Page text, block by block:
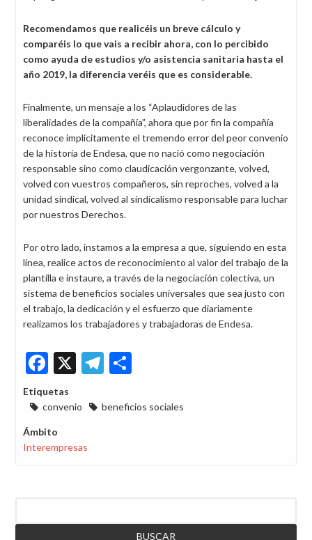
Recomendamos que realicéis un breve cálculo y
comparéis lo que vais a recibir ahora, con lo percibido
como ayuda de estudios y/o asistencia sanitaria hasta el
año 2019, la diferencia veréis que es considerable.
Finalmente, un mensaje a los “Aplaudidores de las
liberalidades de la compañía”, ahora que por fin la compañía
reconoce implícitamente el tremendo error del peor convenio
de la historia de Endesa, que no nació como negociación
responsable sino como claudicación vergonzante, volved,
volved con vuestros compañeros, sin reproches, volved a la
unidad sindical, volved al sindicalismo responsable para luchar
por nuestros Derechos.
Por otro lado, instamos a la empresa a que, siguiendo en esta
línea, realice actos de reconocimiento al valor del trabajo de la
plantilla e instaure, a través de la negociación colectiva, un
sistema de beneficios sociales universales que sea justo con
el trabajo, la dedicación y el esfuerzo que diariamente
realizamos los trabajadores y trabajadoras de Endesa.
Facebook
X Telegram
Etiquetas
convenio
beneficios sociales
Ámbito
Interempresas